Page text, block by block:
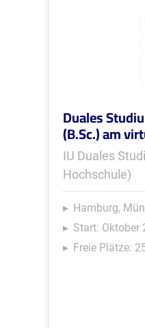
Duales
(B.Sc.) am
IU Duales
Hochschule)
Hamburg,
Start: Oktober
Freie Plätze: